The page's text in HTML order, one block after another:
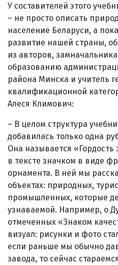
У составителей этого
– не просто описать
население Беларуси, а
развитие нашей страны,
из авторов,
образованию
района Минска и учитель
квалификационной
Алеся Климович:
– В целом структура
добавилась только одна
Она называется «Гордость
в тексте значком в виде
орнамента. В ней мы
объектах: природных,
промышленных, которые
узнаваемой. Например, о
отмеченных «Знаком
визуал: рисунки и фото
если раньше мы обычно
завода, то сейчас